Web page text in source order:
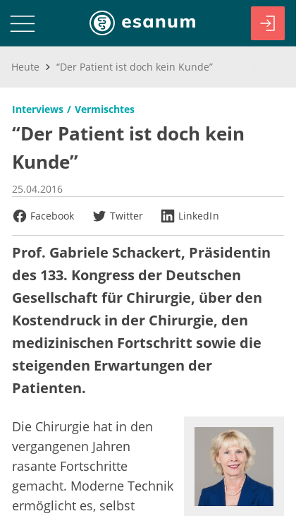
Heute “Der Patient ist doch kein Kunde”
Interviews Vermischtes
“Der Patient ist doch kein
Kunde”
25.04.2016
Facebook
Twitter LinkedIn
Prof. Gabriele Schackert, Präsidentin
des 133. Kongress der Deutschen
Gesellschaft für Chirurgie, über den
Kostendruck in der Chirurgie, den
medizinischen Fortschritt sowie die
steigenden Erwartungen der
Patienten.
Die Chirurgie hat in den
vergangenen Jahren
rasante Fortschritte
gemacht. Moderne Technik
ermöglicht es, selbst